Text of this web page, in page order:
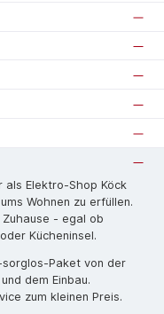
Elektro-Shop Köck
Wohnen zu erfüllen.
- egal ob
Kücheninsel.
sorg­los-Pa­ket von der
dem Einbau.
zum kleinen Preis.